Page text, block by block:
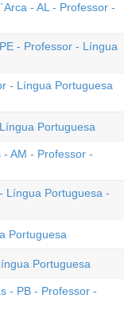
- AL - Professor -
- Professor - Língua
- Língua Portuguesa
Portuguesa
AM - Professor -
Língua Portuguesa -
Portuguesa
Portuguesa
- PB - Professor -